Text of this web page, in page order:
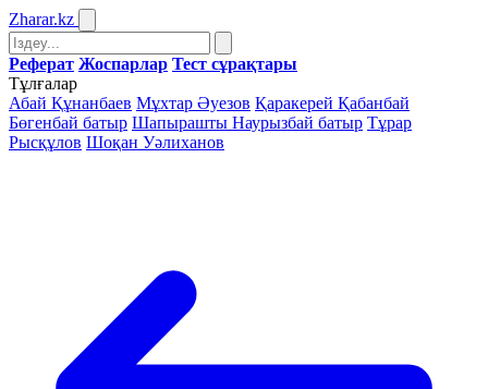
Zharar.kz
Реферат Жоспарлар Тест сұрақтары
Тұлғалар
Абай Құнанбаев Мұхтар Әуезов Қаракерей Қабанбай
Бөгенбай батыр Шапырашты Наурызбай батыр Тұрар
Рысқұлов Шоқан Уәлиханов